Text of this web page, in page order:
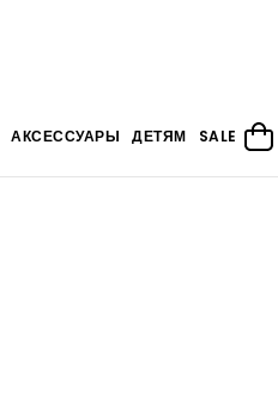
АКСЕССУАРЫ ДЕТЯМ SALE